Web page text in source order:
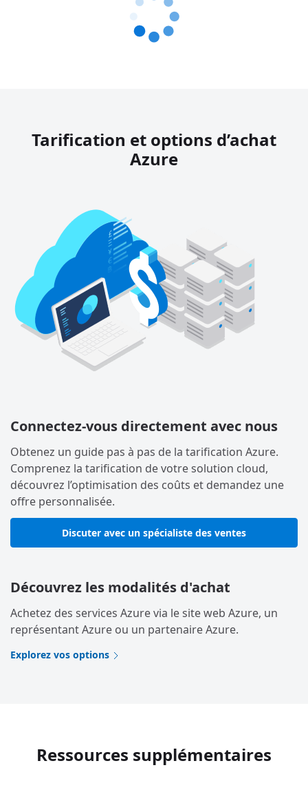
Tarification et options d’achat
Azure
Connectez-vous directement avec nous
Obtenez un guide pas à pas de la tarification Azure.
Comprenez la tarification de votre solution cloud,
découvrez l’optimisation des coûts et demandez une
offre personnalisée.
Discuter avec un spécialiste des ventes
Découvrez les modalités d'achat
Achetez des services Azure via le site web Azure, un
représentant Azure ou un partenaire Azure.
Explorez vos options
Ressources supplémentaires